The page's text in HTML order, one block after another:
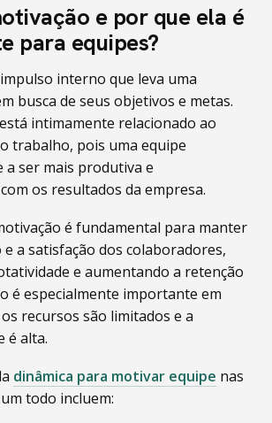
e por que ela é
para equipes?
interno que leva uma
busca de seus objetivos e metas.
intimamente relacionado ao
trabalho, pois uma equipe
a ser mais produtiva e
os resultados da empresa.
é fundamental para manter
a satisfação dos colaboradores,
e aumentando a retenção
é especialmente importante em
recursos são limitados e a
é alta.
dinâmica para motivar equipe nas
todo incluem: